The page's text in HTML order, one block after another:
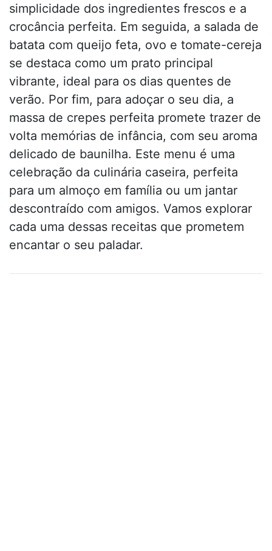
simplicidade dos ingredientes frescos e a
crocância perfeita. Em seguida, a salada de
batata com queijo feta, ovo e tomate-cereja
se destaca como um prato principal
vibrante, ideal para os dias quentes de
verão. Por fim, para adoçar o seu dia, a
massa de crepes perfeita promete trazer de
volta memórias de infância, com seu aroma
delicado de baunilha. Este menu é uma
celebração da culinária caseira, perfeita
para um almoço em família ou um jantar
descontraído com amigos. Vamos explorar
cada uma dessas receitas que prometem
encantar o seu paladar.